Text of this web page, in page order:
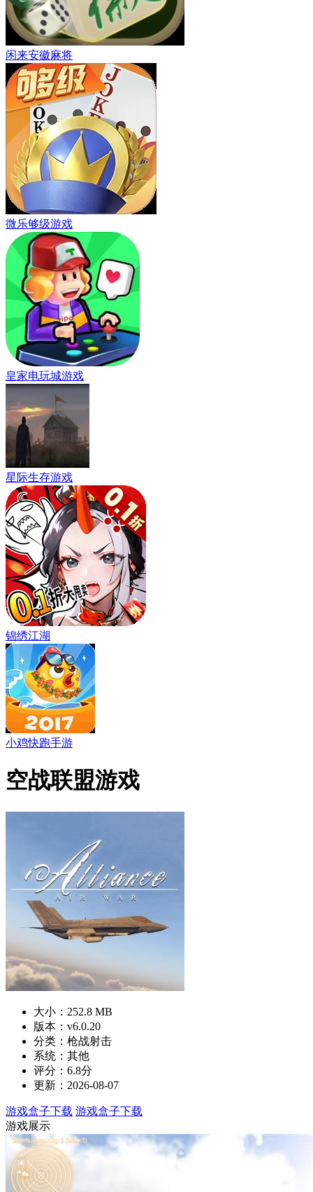
闲来安徽麻将
微乐够级游戏
皇家电玩城游戏
星际生存游戏
锦绣江湖
小鸡快跑手游
空战联盟游戏
大小：252.8 MB
版本：v6.0.20
分类：枪战射击
系统：其他
评分：6.8分
更新：2026-08-07
游戏盒子下载 游戏盒子下载
游戏展示